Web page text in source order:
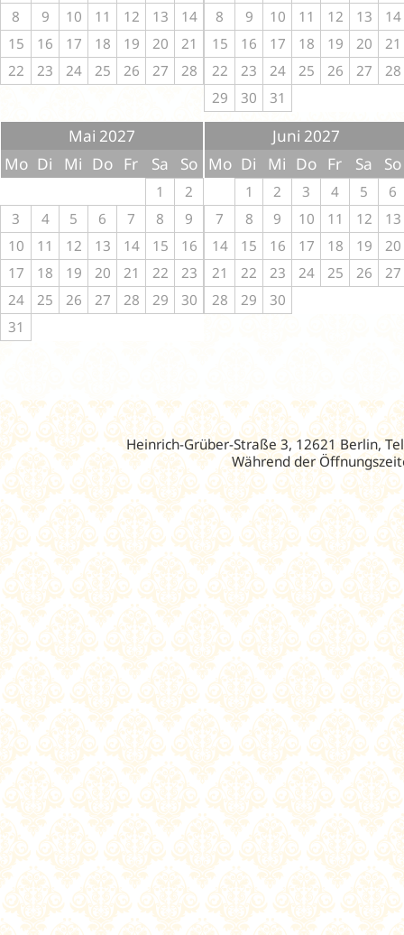
8
9 10 11 12 13
14
15
16 17 18 19 20
21
22
23 24 25 26 27 28
8
9 10 11 12 13
14
15
16 17 18 19 20
21
22
23 24 25 26 27
28
29
30 31
Mai 2027
Mo Di Mi Do Fr Sa So
1
2
3
4 5 6 7 8
9
10
11 12 13 14 15
16
17
18 19 20 21 22
23
24
25 26 27 28 29
30
31
Juni 2027
Mo Di Mi Do Fr Sa So
1 2 3 4 5
6
7
8 9 10 11 12
13
14
15 16 17 18 19
20
21
22 23 24 25 26
27
28
29 30
Heinrich-Grüber-Straße 3, 12621 Berlin,
Während der